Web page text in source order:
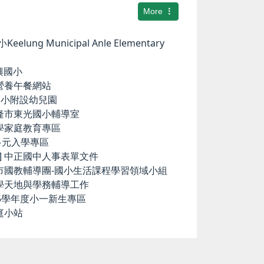
More
Keelung Municipal Anle Elementary
國小
養午餐網站
附設幼兒園
東光國小輔導室
家庭教育專區
入學專區
正國中人事表單文件
教輔導團-國小生活課程學習領域小組
地與學務輔導工作
年度小一新生專區
小站